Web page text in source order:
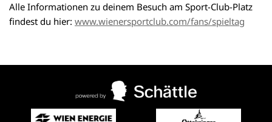
Alle Informationen zu deinem Besuch am Sport-Club-Platz
findest du hier: www.wienersportclub.com/fans/spieltag